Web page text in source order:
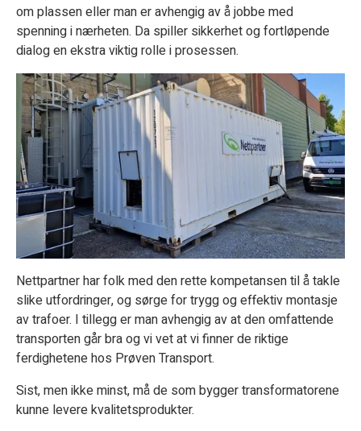
om plassen eller man er avhengig av å jobbe med
spenning i nærheten. Da spiller sikkerhet og fortløpende
dialog en ekstra viktig rolle i prosessen.
Nettpartner har folk med den rette kompetansen til å takle
slike utfordringer, og sørge for trygg og effektiv montasje
av trafoer. I tillegg er man avhengig av at den omfattende
transporten går bra og vi vet at vi finner de riktige
ferdighetene hos Prøven Transport.
Sist, men ikke minst, må de som bygger transformatorene
kunne levere kvalitetsprodukter.